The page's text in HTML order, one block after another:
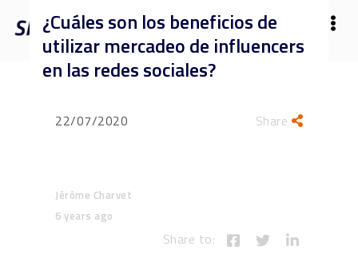
¿Cuáles son los beneficios de
utilizar mercadeo de influencers
en las redes sociales?
22/07/2020 Share
Jérôme Charvet
6 years ago
Share to: